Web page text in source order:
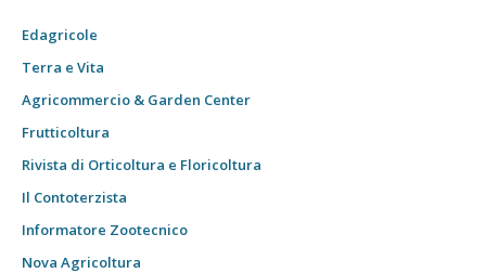
Edagricole
Terra e Vita
Agricommercio & Garden Center
Frutticoltura
Rivista di Orticoltura e Floricoltura
Il Contoterzista
Informatore Zootecnico
Nova Agricoltura